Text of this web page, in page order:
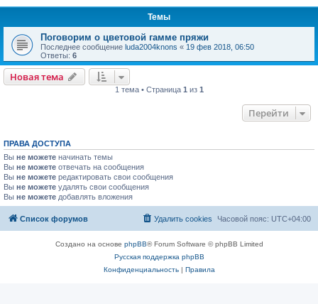
Темы
Поговорим о цветовой гамме пряжи
Последнее сообщение luda2004knons « 19 фев 2018, 06:50
Ответы: 6
Новая тема
1 тема • Страница 1 из 1
Перейти
ПРАВА ДОСТУПА
Вы не можете начинать темы
Вы не можете отвечать на сообщения
Вы не можете редактировать свои сообщения
Вы не можете удалять свои сообщения
Вы не можете добавлять вложения
Список форумов Часовой пояс: UTC+04:00
Удалить cookies
Создано на основе phpBB® Forum Software © phpBB Limited
Русская поддержка phpBB
Конфиденциальность| Правила